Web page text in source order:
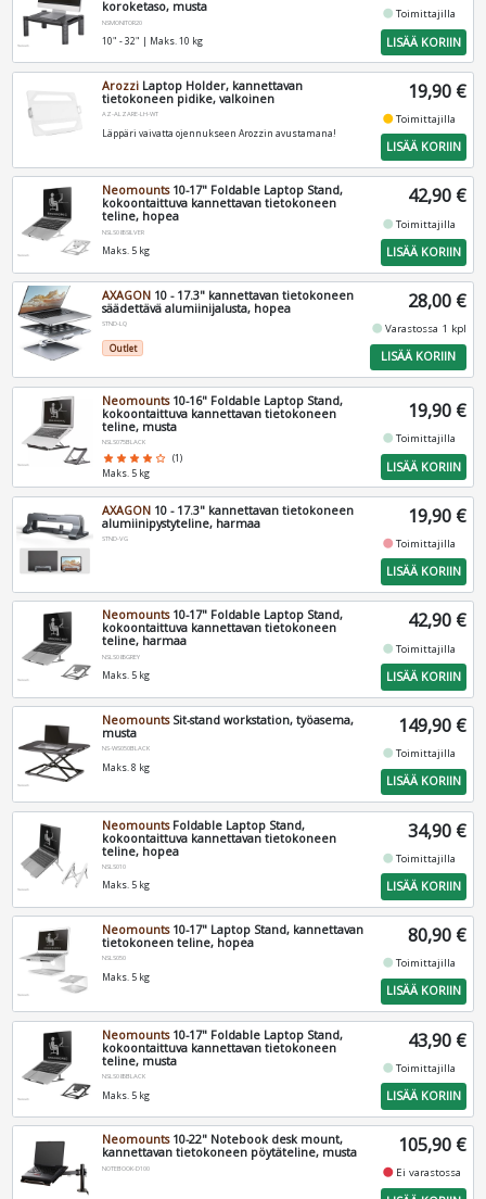
koroketaso, musta
NSMONITOR20
10" - 32" | Maks. 10 kg
fiber_manual_recordToimittajilla
LISÄÄ KORIIN
Arozzi Laptop Holder, kannettavan
tietokoneen pidike, valkoinen
AZ-ALZARE-LH-WT
Läppäri vaivatta ojennukseen Arozzin avustamana!
19,90 €
fiber_manual_recordToimittajilla
LISÄÄ KORIIN
Neomounts10-17" Foldable Laptop Stand,
kokoontaittuva kannettavan tietokoneen
teline, hopea
NSLS085SILVER
Maks. 5 kg
42,90 €
fiber_manual_recordToimittajilla
LISÄÄ KORIIN
AXAGON 10 - 17.3" kannettavan tietokoneen
säädettävä alumiinijalusta, hopea
STND-LQ
Outlet
28,00 €
fiber_manual_record Varastossa 1 kpl
LISÄÄ KORIIN
Neomounts10-16" Foldable Laptop Stand,
kokoontaittuva kannettavan tietokoneen
teline, musta
NSLS075BLACK
star star star star star_border (1)
Maks. 5 kg
19,90 €
fiber_manual_recordToimittajilla
LISÄÄ KORIIN
AXAGON 10 - 17.3" kannettavan tietokoneen
alumiinipystyteline, harmaa
STND-VG
19,90 €
fiber_manual_recordToimittajilla
LISÄÄ KORIIN
Neomounts10-17" Foldable Laptop Stand,
kokoontaittuva kannettavan tietokoneen
teline, harmaa
NSLS085GREY
Maks. 5 kg
42,90 €
fiber_manual_recordToimittajilla
LISÄÄ KORIIN
NeomountsSit-stand workstation, työasema,
musta
NS-WS050BLACK
Maks. 8 kg
149,90 €
fiber_manual_recordToimittajilla
LISÄÄ KORIIN
NeomountsFoldable Laptop Stand,
kokoontaittuva kannettavan tietokoneen
teline, hopea
NSLS010
Maks. 5 kg
34,90 €
fiber_manual_recordToimittajilla
LISÄÄ KORIIN
Neomounts10-17" Laptop Stand, kannettavan
tietokoneen teline, hopea
NSLS050
Maks. 5 kg
80,90 €
fiber_manual_recordToimittajilla
LISÄÄ KORIIN
Neomounts10-17" Foldable Laptop Stand,
kokoontaittuva kannettavan tietokoneen
teline, musta
NSLS085BLACK
Maks. 5 kg
43,90 €
fiber_manual_recordToimittajilla
LISÄÄ KORIIN
Neomounts10-22" Notebook desk mount,
kannettavan tietokoneen pöytäteline, musta
NOTEBOOK-D100
105,90 €
fiber_manual_record Ei varastossa